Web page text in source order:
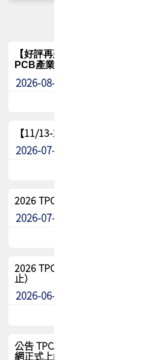
【好評再延長】PCB GPT 全
PCB產業專屬 AI 知識平台
2026-08-04
【11/13-15】2026 TPCA 百
2026-07-22
2026 TPCA中南區會員問卷暨
2026-07-08
2026 TPCA健康盃保齡球聯
止）
2026-06-29
公告 TPCA 台灣電路板協會
網正式上線！